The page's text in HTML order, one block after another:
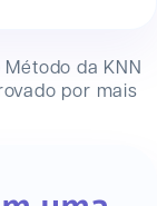
da KNN
por mais